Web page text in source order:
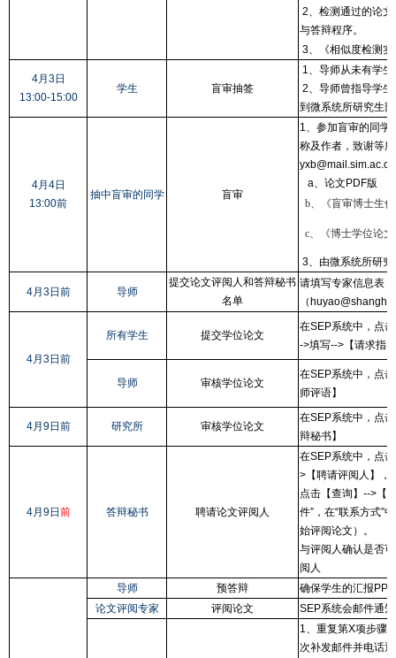
2、检测通过的论
与答辩程序。
3、《相似度检测实
4月3日
13:00-15:00
学生 盲审抽签
1、导师从未有学
2、导师曾指导学
到微系统所研究生
4月4日
13:00前
抽中盲审的同学 盲审
1、参加盲审的同学
称及作者，致谢等
a、论文PDF版
b、《盲审博士生
c、《博士学位论
3、由微系统所研
4月3日前 导师
提交论文评阅人和答辩秘书
名单
请填写专家信息表
（
4月3日前
所有学生 提交学位论文
在SEP系统中，点
->填写-->【请求指
导师 审核学位论文
在SEP系统中，点
师评语】
4月9日前 研究所 审核学位论文
在SEP系统中，点
辩秘书】
4月9日前 答辩秘书 聘请论文评阅人
在SEP系统中，点
>【聘请评阅人】，
点击【查询】-->【
件”，在“联系方式”
始评阅论文）。
与评阅人确认是否
阅人
导师
预答辩
确保学生的汇报
论文评阅专家
评阅论文
SEP系统会邮件通
1、重复第X项步骤
次补发邮件并电话